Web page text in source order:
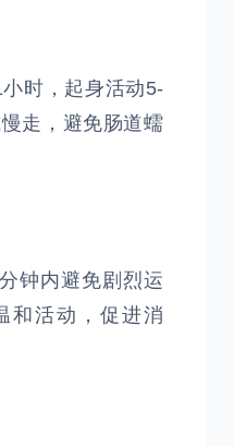
时，起身活动5-
走，避免肠道蠕
钟内避免剧烈运
和活动，促进消